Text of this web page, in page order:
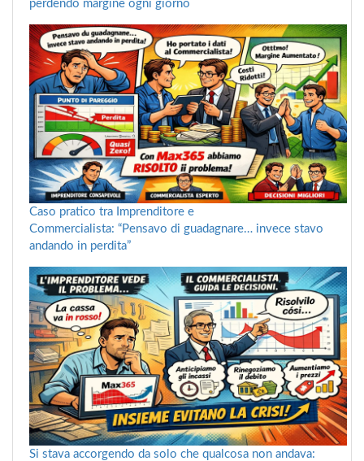
perdendo margine ogni giorno
Caso pratico tra Imprenditore e
Commercialista: “Pensavo di guadagnare… invece stavo
andando in perdita”
Si stava accorgendo da solo che qualcosa non andava: